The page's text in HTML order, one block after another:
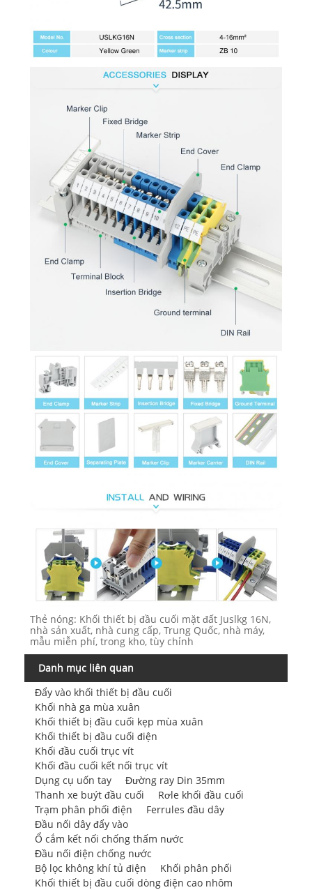
Thẻ nóng: Khối thiết bị đầu cuối mặt đất Juslkg 16N,
nhà sản xuất, nhà cung cấp, Trung Quốc, nhà máy,
mẫu miễn phí, trong kho, tùy chỉnh
Danh mục liên quan
Đẩy vào khối thiết bị đầu cuối
Khối nhà ga mùa xuân
Khối thiết bị đầu cuối kẹp mùa xuân
Khối thiết bị đầu cuối điện
Khối đầu cuối trục vít
Khối đầu cuối kết nối trục vít
Dụng cụ uốn tay
Đường ray Din 35mm
Thanh xe buýt đầu cuối
Rơle khối đầu cuối
Trạm phân phối điện
Ferrules đầu dây
Đầu nối dây đẩy vào
Ổ cắm kết nối chống thấm nước
Đầu nối điện chống nước
Bộ lọc không khí tủ điện
Khối phân phối
Khối thiết bị đầu cuối dòng điện cao nhôm